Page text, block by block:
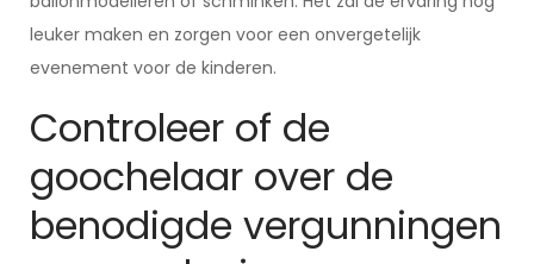
leuker maken en zorgen voor een onvergetelijk
evenement voor de kinderen.
Controleer of de
goochelaar over de
benodigde vergunningen